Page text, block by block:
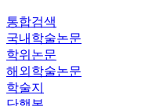
통합검색
국내학술논문
학위논문
해외학술논문
학술지